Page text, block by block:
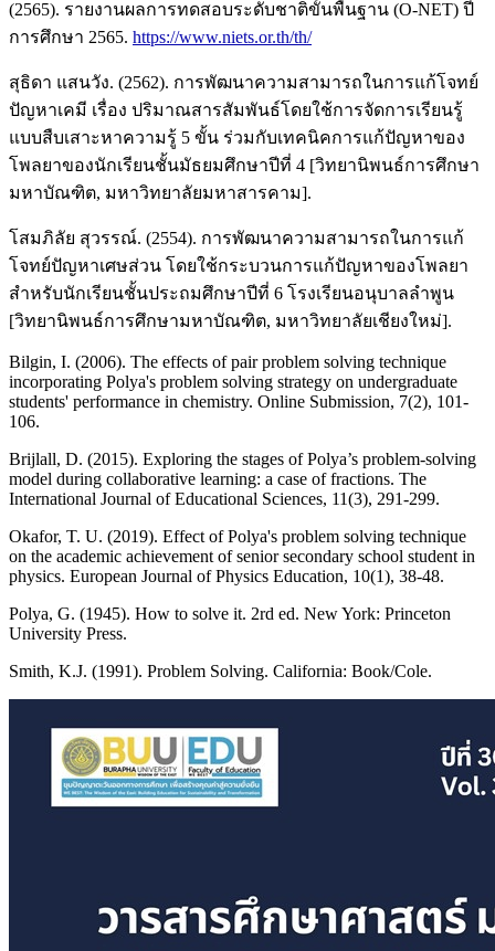
(2565). รายงานผลการทดสอบระดับชาติขั้นพื้นฐาน (O-NET) ปี
การศึกษา 2565. https://www.niets.or.th/th/
สุธิดา แสนวัง. (2562). การพัฒนาความสามารถในการแก้โจทย์
ปัญหาเคมี เรื่อง ปริมาณสารสัมพันธ์โดยใช้การจัดการเรียนรู้
แบบสืบเสาะหาความรู้ 5 ขั้น ร่วมกับเทคนิคการแก้ปัญหาของ
โพลยาของนักเรียนชั้นมัธยมศึกษาปีที่ 4 [วิทยานิพนธ์การศึกษา
มหาบัณฑิต, มหาวิทยาลัยมหาสารคาม].
โสมภิลัย สุวรรณ์. (2554). การพัฒนาความสามารถในการแก้
โจทย์ปัญหาเศษส่วน โดยใช้กระบวนการแก้ปัญหาของโพลยา
สำหรับนักเรียนชั้นประถมศึกษาปีที่ 6 โรงเรียนอนุบาลลำพูน
[วิทยานิพนธ์การศึกษามหาบัณฑิต, มหาวิทยาลัยเชียงใหม่].
Bilgin, I. (2006). The effects of pair problem solving technique
incorporating Polya's problem solving strategy on undergraduate
students' performance in chemistry. Online Submission, 7(2), 101-
106.
Brijlall, D. (2015). Exploring the stages of Polya’s problem-solving
model during collaborative learning: a case of fractions. The
International Journal of Educational Sciences, 11(3), 291-299.
Okafor, T. U. (2019). Effect of Polya's problem solving technique
on the academic achievement of senior secondary school student in
physics. European Journal of Physics Education, 10(1), 38-48.
Polya, G. (1945). How to solve it. 2rd ed. New York: Princeton
University Press.
Smith, K.J. (1991). Problem Solving. California: Book/Cole.